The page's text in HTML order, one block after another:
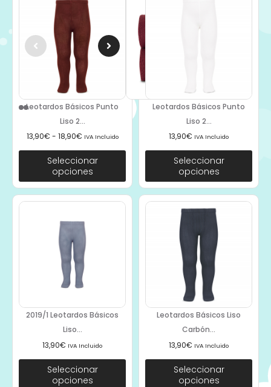
Leotardos Básicos Punto
Liso 2...
13,90€ - 18,90€ IVA Incluido
Seleccionar
opciones
Leotardos Básicos Punto
Liso 2...
13,90€ IVA Incluido
Seleccionar
opciones
2019/1 Leotardos Básicos
Liso...
13,90€ IVA Incluido
Seleccionar
opciones
Leotardos Básicos Liso
Carbón...
13,90€ IVA Incluido
Seleccionar
opciones